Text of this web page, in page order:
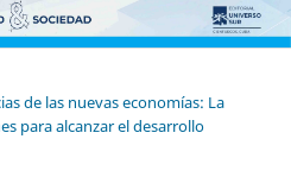
de las nuevas economías: La
para alcanzar el desarrollo